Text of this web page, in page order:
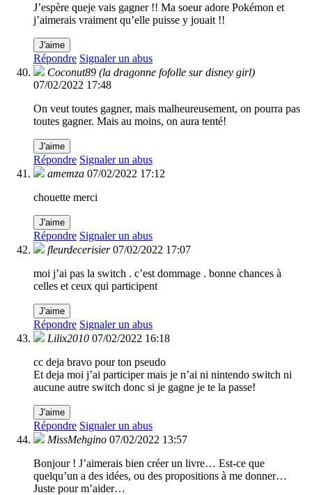
J’espère queje vais gagner !! Ma soeur adore Pokémon et
j’aimerais vraiment qu’elle puisse y jouait !!
J'aime
Répondre Signaler un abus
Coconut89 (la dragonne fofolle sur disney girl)
07/02/2022 17:48
On veut toutes gagner, mais malheureusement, on pourra pas
toutes gagner. Mais au moins, on aura tenté!
J'aime
Répondre Signaler un abus
amemza 07/02/2022 17:12
chouette merci
J'aime
Répondre Signaler un abus
fleurdecerisier 07/02/2022 17:07
moi j’ai pas la switch . c’est dommage . bonne chances à
celles et ceux qui participent
J'aime
Répondre Signaler un abus
Lilix2010 07/02/2022 16:18
cc deja bravo pour ton pseudo
Et deja moi j’ai participer mais je n’ai ni nintendo switch ni
aucune autre switch donc si je gagne je te la passe!
J'aime
Répondre Signaler un abus
MissMehgino 07/02/2022 13:57
Bonjour ! J’aimerais bien créer un livre… Est-ce que
quelqu’un a des idées, ou des propositions à me donner…
Juste pour m’aider…